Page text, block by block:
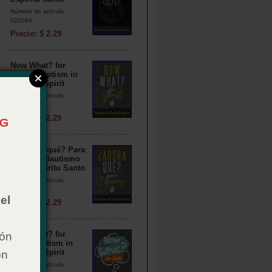
Número de artículo:
020584
Precio: $ 2.29
Now What? for
Youth: Baptism in
the Holy Spirit
Número de artículo:
Precio: $ 2.29
¿Y ahora qué? Para
jóvenes: Bautismo
en el Espíritu Santo
Número de artículo:
Precio: $ 2.29
Now What? for
Kids: Baptism in
the Holy Spirit
Número de artículo: